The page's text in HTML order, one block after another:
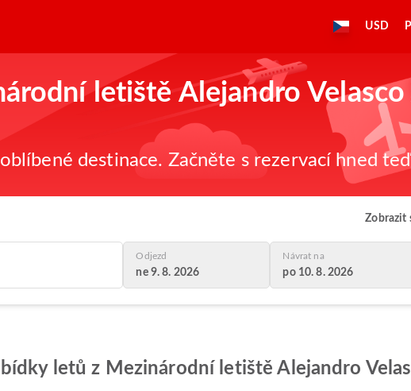
USD
letiště Alejandro
destinace. Začněte s rezervací hned
Zobrazit
Odjezd
ne 9. 8. 2026
Návrat na
po 10. 8. 2026
letů z Mezinárodní letiště Alejandro